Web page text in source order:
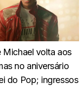
Michael volta aos
no aniversário
do Pop; ingressos